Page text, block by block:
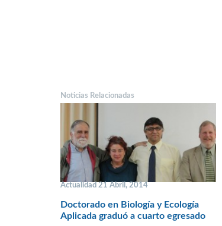
Noticias Relacionadas
Actualidad 21 Abril, 2014
Doctorado en Biología y Ecología
Aplicada graduó a cuarto egresado